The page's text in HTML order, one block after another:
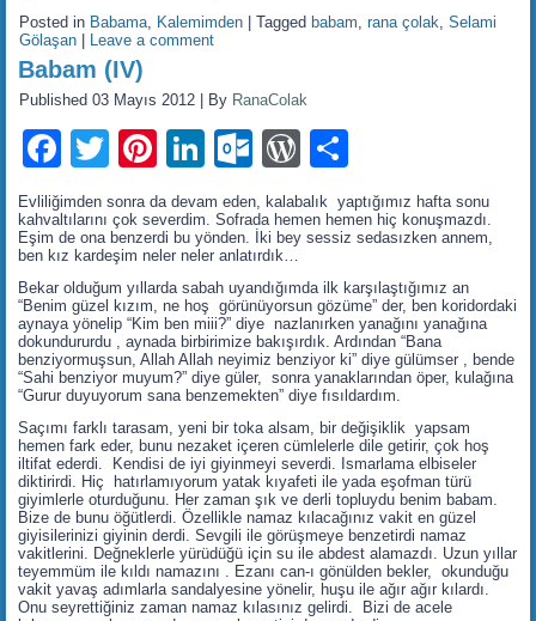
Posted in Babama, Kalemimden |Tagged babam,rana çolak,Selami
Gölaşan
Leave a comment
Babam (IV)
Published 03 Mayıs 2012 By RanaColak
Facebook
TwitterPinterest
LinkedIn
Outlook.com
WordPress
Evliliğimden sonra da devam eden, kalabalık yaptığımız hafta sonu
kahvaltılarını çok severdim. Sofrada hemen hemen hiç konuşmazdı.
Eşim de ona benzerdi bu yönden. İki bey sessiz sedasızken annem,
ben kız kardeşim neler neler anlatırdık…
Bekar olduğum yıllarda sabah uyandığımda ilk karşılaştığımız an
“Benim güzel kızım, ne hoş görünüyorsun gözüme” der, ben koridordaki
aynaya yönelip “Kim ben miii?” diye nazlanırken yanağını yanağına
dokundururdu , aynada birbirimize bakışırdık. Ardından “Bana
benziyormuşsun, Allah Allah neyimiz benziyor ki” diye gülümser , bende
“Sahi benziyor muyum?” diye güler, sonra yanaklarından öper, kulağına
“Gurur duyuyorum sana benzemekten” diye fısıldardım.
Saçımı farklı tarasam, yeni bir toka alsam, bir değişiklik yapsam
hemen fark eder, bunu nezaket içeren cümlelerle dile getirir, çok hoş
iltifat ederdi. Kendisi de iyi giyinmeyi severdi. Ismarlama elbiseler
diktirirdi. Hiç hatırlamıyorum yatak kıyafeti ile yada eşofman türü
giyimlerle oturduğunu. Her zaman şık ve derli topluydu benim babam.
Bize de bunu öğütlerdi. Özellikle namaz kılacağınız vakit en güzel
giyisilerinizi giyinin derdi. Sevgili ile görüşmeye benzetirdi namaz
vakitlerini. Değneklerle yürüdüğü için su ile abdest alamazdı. Uzun yıllar
teyemmüm ile kıldı namazını . Ezanı can-ı gönülden bekler, okunduğu
vakit yavaş adımlarla sandalyesine yönelir, huşu ile ağır ağır kılardı.
Onu seyrettiğiniz zaman namaz kılasınız gelirdi. Bizi de acele